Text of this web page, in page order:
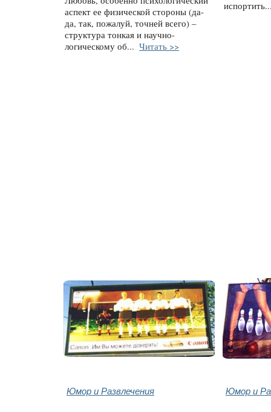
аспект ее физической стороны (да-
да, так, пожалуй, точней всего) –
структура тонкая и научно-
логическому об... Читать >>
Юмор и Развлечения Юмор и